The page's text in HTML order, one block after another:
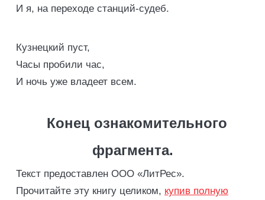
И я, на переходе станций-судеб.
Кузнецкий пуст,
Часы пробили час,
И ночь уже владеет всем.
Конец ознакомительного
фрагмента.
Текст предоставлен ООО «ЛитРес».
Прочитайте эту книгу целиком, купив полную